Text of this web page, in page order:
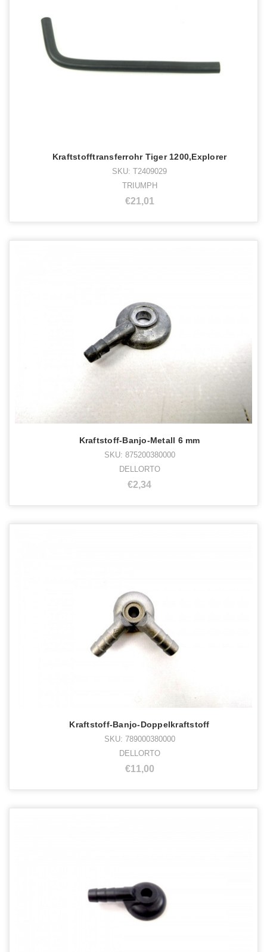
Kraftstofftransferrohr Tiger 1200,Explorer
SKU: T2409029
TRIUMPH
€21,01
Kraftstoff-Banjo-Metall 6 mm
SKU: 875200380000
DELLORTO
€2,34
Kraftstoff-Banjo-Doppelkraftstoff
SKU: 789000380000
DELLORTO
€11,00